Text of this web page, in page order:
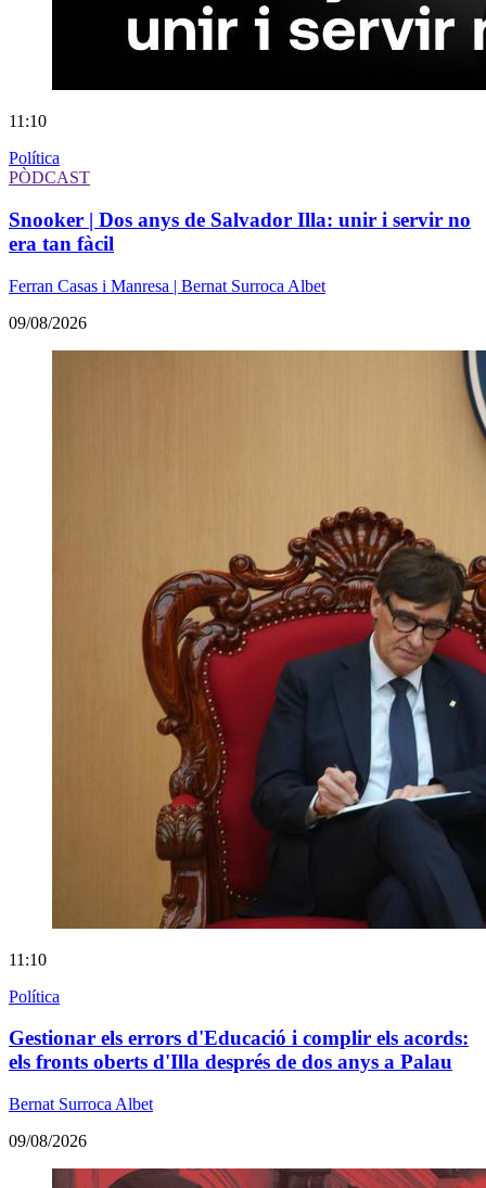
11:10
Política
PÒDCAST
Snooker | Dos anys de Salvador Illa: unir i servir no
era tan fàcil
Ferran Casas i Manresa | Bernat Surroca Albet
09/08/2026
11:10
Política
Gestionar els errors d'Educació i complir els acords:
els fronts oberts d'Illa després de dos anys a Palau
Bernat Surroca Albet
09/08/2026